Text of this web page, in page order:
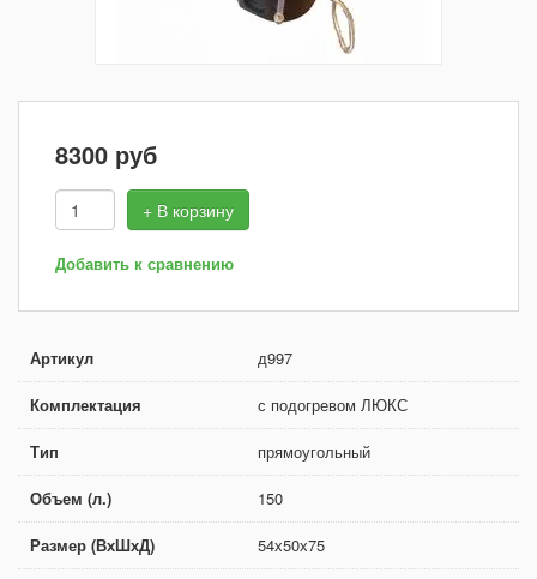
8300 руб
+ В корзину
Добавить к сравнению
Артикул д997
Комплектация с подогревом ЛЮКС
Тип прямоугольный
Объем (л.) 150
Размер (ВхШхД) 54х50х75